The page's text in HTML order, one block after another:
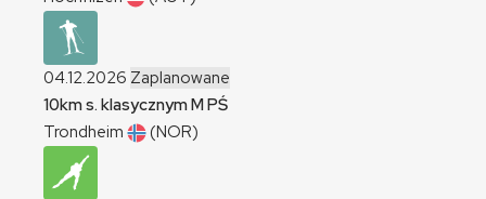
04.12.2026 Zaplanowane
10km s. klasycznymMPŚ
Trondheim
(NOR)